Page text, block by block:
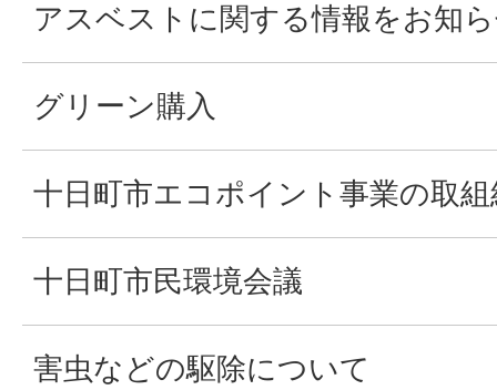
アスベストに関する情報をお知
グリーン購入
十日町市エコポイント事業の取
十日町市民環境会議
害虫などの駆除について